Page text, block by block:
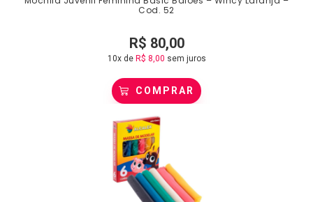
Cod. 52
R$ 80,00
10x de R$ 8,00 sem juros
COMPRAR